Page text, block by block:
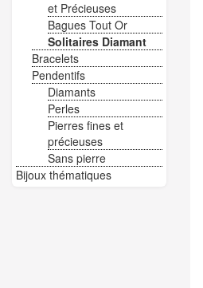
et Précieuses
Bagues Tout Or
Solitaires Diamant
Bracelets
Pendentifs
Diamants
Perles
Pierres fines et
précieuses
Sans pierre
Bijoux thématiques